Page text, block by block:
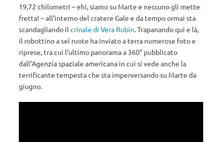
19,72 chilometri – ehi, siamo su Marte e nessuno gli mette
fretta! – all’interno del cratere Gale e da tempo ormai sta
scandagliando il crinale di Vera Rubin. Trapanando qui e là,
il robottino a sei ruote ha inviato a terra numerose foto e
riprese, tra cui l’ultimo panorama a 360° pubblicato
dall’Agenzia spaziale americana in cui si vede anche la
terrificante tempesta che sta imperversando su Marte da
giugno.